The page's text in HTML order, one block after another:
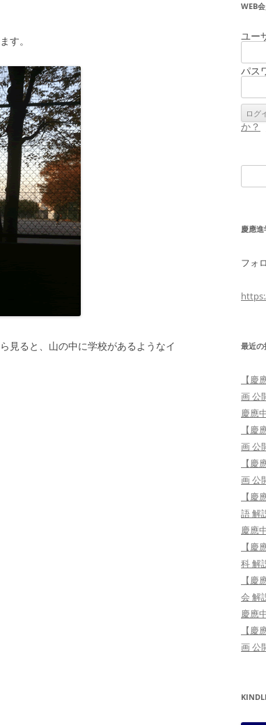
す。
見ると、山の中に学校があるようなイ
WEB
ユー
パス
か？
索:
慶應進
フォ
最近の
【
画 公
慶應
【
画 公
【
画 公
【
語 解
慶應
【
科 解
【
会 解
慶應
【
画 公